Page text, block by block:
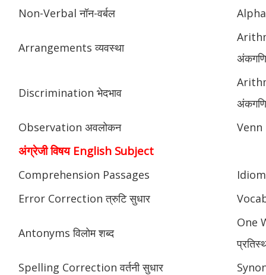
Non-Verbal नॉन-वर्बल
Arrangements व्यवस्था
Discrimination भेदभाव
Observation अवलोकन
अंग्रेजी विषय English Subject
Comprehension Passages
Error Correction त्रुटि सुधार
Antonyms विलोम शब्द
One
Spelling Correction वर्तनी सुधार